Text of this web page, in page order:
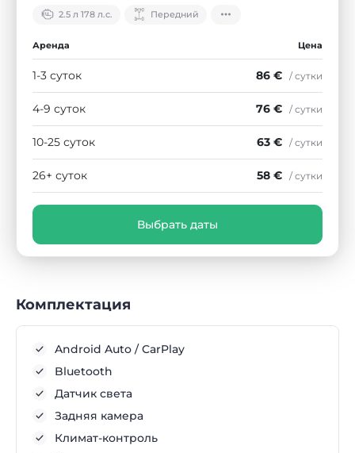
2.5 л 178 л.с. Передний
Аренда Цена
1-3 суток 86 € / сутки
4-9 суток 76 € / сутки
10-25 суток 63 € / сутки
26+ суток 58 € / сутки
Выбрать даты
Комплектация
Android Auto / CarPlay
Bluetooth
Датчик света
Задняя камера
Климат-контроль